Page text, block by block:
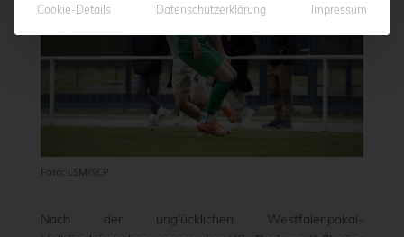
Foto: LSM/SCP
Nach der unglücklichen Westfalenpokal-
Cookie-Details Datenschutzerklärung Impressum